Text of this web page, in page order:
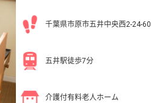
千葉県市原市五井中央西2-24-60
五井駅徒歩7分
介護付有料老人ホーム